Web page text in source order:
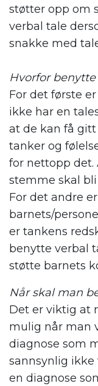
støtter opp om
verbal tale
snakke med
Hvorfor benytte
For det første
ikke har en
at de kan få
tanker og
for nettopp det.
stemme skal bli
For det andre
barnets/
er tankens
benytte verbal
støtte barnets
Når skal man
Det er viktig at
mulig når man
diagnose som
sannsynlig
en diagnose